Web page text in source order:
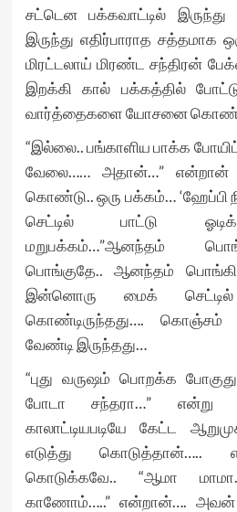
சட்டென பக்கவாட்டில் இருந்து
இருந்து எதிர்பாராத சத்தமாக
மிரட்டலாய் மிரண்ட சந்திரன்
இறக்கி கால் பக்கத்தில்
வார்த்தைகளை யோசனை
“இல்லை.. பங்காளிய பாக்க
வேலை…… அதான்…” என்றான்
கொண்டு.. ஒரு பக்கம்… ‘ஹேப்பி
செட்டில் பாட்டு
மறுபக்கம்…”ஆனந்தம்
பொங்குதே.. ஆனந்தம் பொங்கி
இன்னொரு மைக் செட்டில்
கொண்டிருந்தது…. கொஞ்சம்
வேண்டி இருந்தது…
“புது வருஷம் பொறக்க
போடா சந்தரா…” என்று
காலாட்டியபடியே கேட்ட
எடுத்து கொடுத்தான்…..
கொடுக்கவே.. “ஆமா
காணோம்…..” என்றான்…. அவன்